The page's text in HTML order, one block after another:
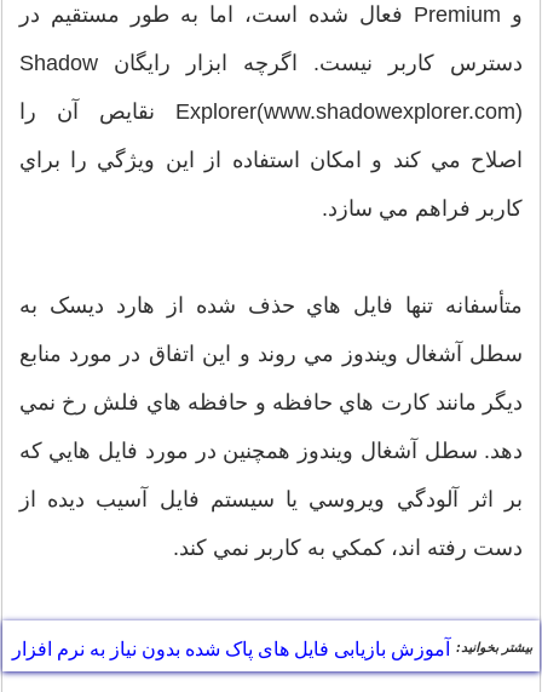
و Premium فعال شده است، اما به طور مستقيم در
دسترس کاربر نيست. اگرچه ابزار رايگان Shadow
Explorer(www.shadowexplorer.com) نقايص آن را
اصلاح مي کند و امکان استفاده از اين ويژگي را براي
کاربر فراهم مي سازد.
متأسفانه تنها فايل هاي حذف شده از هارد ديسک به
سطل آشغال ويندوز مي روند و اين اتفاق در مورد منابع
ديگر مانند کارت هاي حافظه و حافظه هاي فلش رخ نمي
دهد. سطل آشغال ويندوز همچنين در مورد فايل هايي که
بر اثر آلودگي ويروسي يا سيستم فايل آسيب ديده از
دست رفته اند، کمکي به کاربر نمي کند.
بیشتر بخوانید: آموزش بازیابی فایل های پاک شده بدون نیاز به نرم افزار